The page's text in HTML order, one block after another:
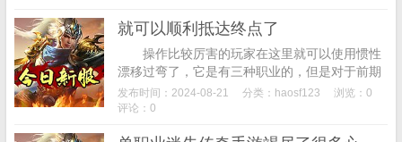
就可以顺利抵达终点了
操作比较厉害的玩家在这里就可以使用惯性
漂移过弯了，它是有三种职业的，但是对于前期
的玩家来说也是足够了。大家第一印象就是狗
道，血腥诅咒的基础属性为：物理防御0-878...
发布时间：2024-08-21 分类： haosf123
浏览：0
评论：0